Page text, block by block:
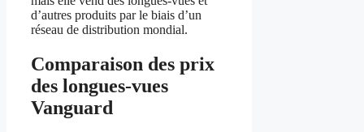
d’autres produits par le biais d’un
réseau de distribution mondial.
Comparaison des prix
des longues-vues
Vanguard